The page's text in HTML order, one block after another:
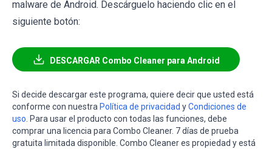
malware de Android. Descárguelo haciendo clic en el
siguiente botón:
DESCARGAR Combo Cleaner para Android
Si decide descargar este programa, quiere decir que usted está
conforme con nuestra Política de privacidad yCondiciones de
uso . Para usar el producto con todas las funciones, debe
comprar una licencia para Combo Cleaner. 7 días de prueba
gratuita limitada disponible. Combo Cleaner es propiedad y está